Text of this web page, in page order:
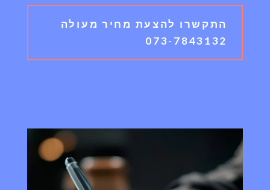
התקשרו להצעת מחיר מעולה
073-7843132